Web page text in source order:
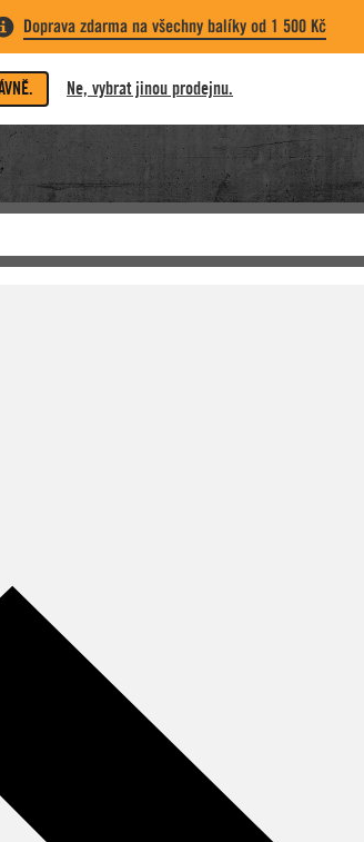
Doprava zdarma na všechny balíky od 1 500 Kč
Ne, vybrat jinou prodejnu.